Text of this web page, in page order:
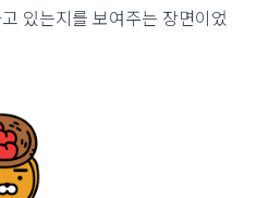
있는지를 보여주는 장면이었